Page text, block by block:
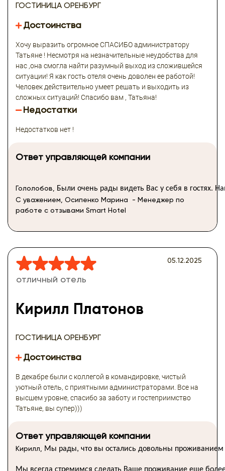
ГОСТИНИЦА ОРЕНБУРГ
Достоинства
Хочу выразить огромное СПАСИБО администратору
Татьяне ! Несмотря на незначительные неудобства для
нас ,она смогла найти разумный выход из сложившейся
ситуации! Я как гость отеля очень доволен ее работой!
Человек действительно умеет решать и выходить из
сложных ситуаций! Спасибо вам , Татьяна!
Недостатки
Недостатков нет !
Ответ управляющей компании
Гололобов, Были очень рады видеть Вас у себя в гостях.
С уважением, Осипенко Марина - Менеджер по
работе с отзывами Smart Hotel
отличный отель
Кирилл Платонов
ГОСТИНИЦА ОРЕНБУРГ
05.12.2025
Достоинства
В декабре были с коллегой в командировке, чистый
уютный отель, с приятными администраторами. Все на
высшем уровне, спасибо за заботу и гостеприимство
Татьяне, вы супер)))
Ответ управляющей компании
Кирилл, Мы рады, что вы остались довольны проживанием